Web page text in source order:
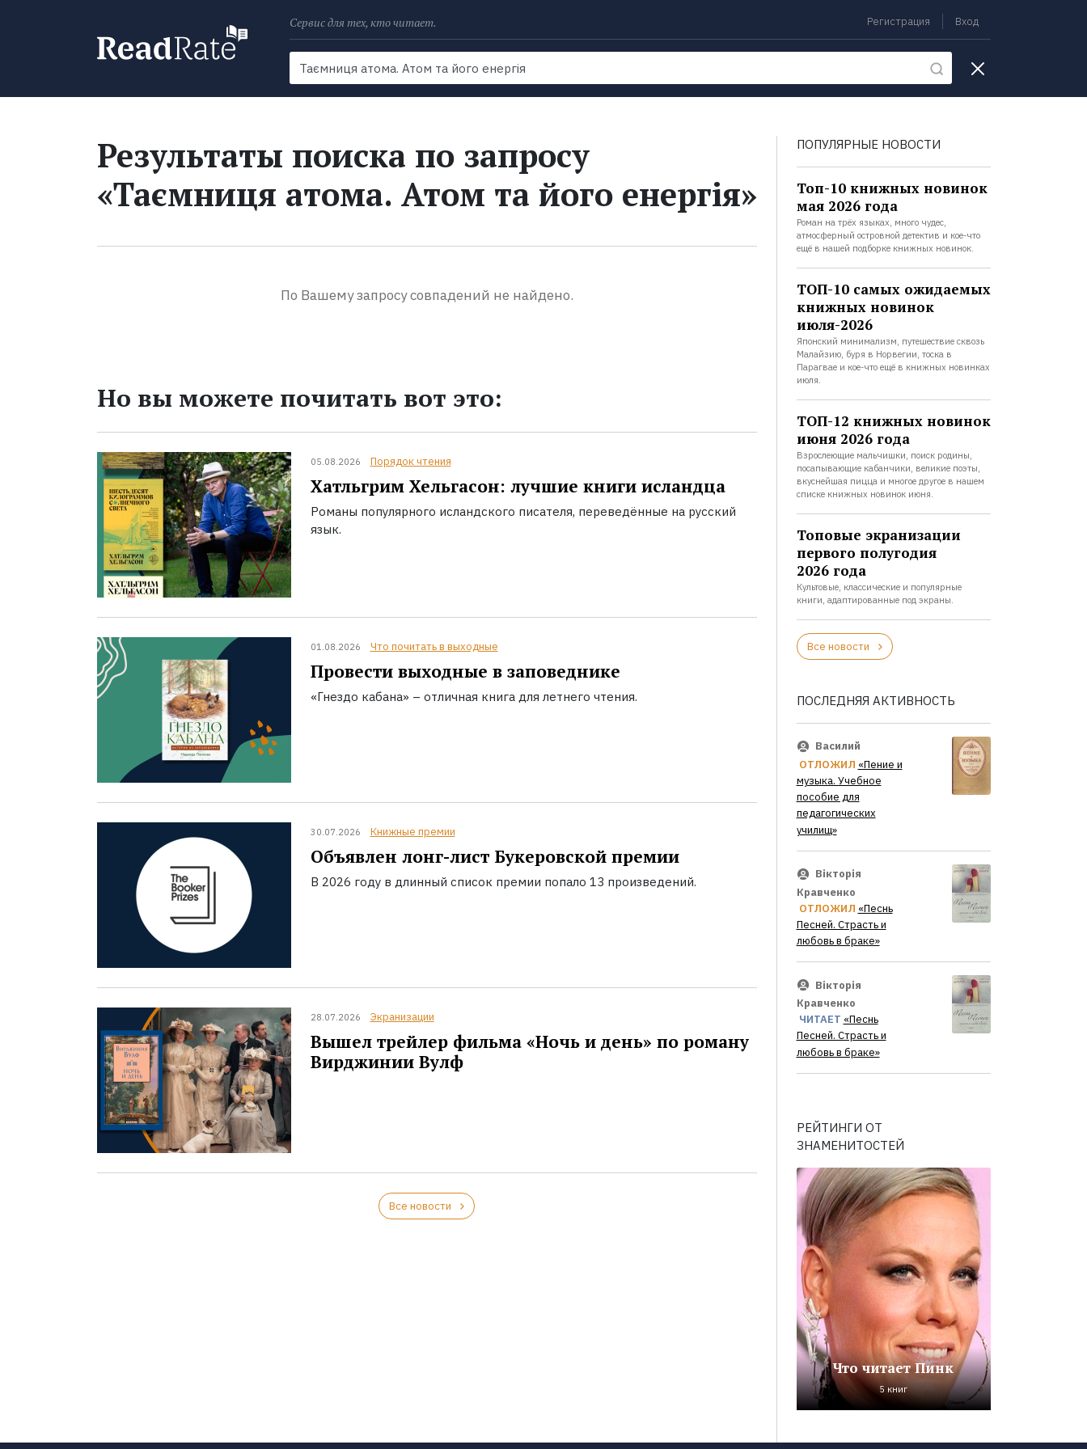
Сервис для тех, кто читает. Регистрация Вход
Поиск
Новости Рейтинги Книги
Результаты поиска по запросу
«Таємниця атома. Атом та його енергія»
По Вашему запросу совпадений не найдено.
Но вы можете почитать вот это:
05.08.2026 Порядок чтения
Хатльгрим Хельгасон: лучшие книги исландца
Романы популярного исландского писателя, переведённые на русский
язык.
01.08.2026 Что почитать в выходные
Провести выходные в заповеднике
«Гнездо кабана» – отличная книга для летнего чтения.
30.07.2026 Книжные премии
Объявлен лонг-лист Букеровской премии
В 2026 году в длинный список премии попало 13 произведений.
28.07.2026 Экранизации
Вышел трейлер фильма «Ночь и день» по роману
Вирджинии Вулф
Все новости
ПОПУЛЯРНЫЕ НОВОСТИ
Топ-10 книжных новинок
мая 2026 года
Роман на трёх языках, много чудес,
атмосферный островной детектив и кое-что
ещё в нашей подборке книжных новинок.
ТОП-10 самых ожидаемых
книжных новинок
июля-2026
Японский минимализм, путешествие сквозь
Малайзию, буря в Норвегии, тоска в
Парагвае и кое-что ещё в книжных новинках
июля.
ТОП-12 книжных новинок
июня 2026 года
Взрослеющие мальчишки, поиск родины,
посапывающие кабанчики, великие поэты,
вкуснейшая пицца и многое другое в нашем
списке книжных новинок июня.
Топовые экранизации
первого полугодия
2026 года
Культовые, классические и популярные
книги, адаптированные под экраны.
Все новости
ПОСЛЕДНЯЯ АКТИВНОСТЬ
Василий
ОТЛОЖИЛ «Пение и
музыка. Учебное
пособие для
педагогических
училищ»
Вікторія
Кравченко
ОТЛОЖИЛ «Песнь
Песней. Страсть и
любовь в браке»
Вікторія
Кравченко
ЧИТАЕТ «Песнь
Песней. Страсть и
любовь в браке»
РЕЙТИНГИ ОТ
ЗНАМЕНИТОСТЕЙ
Что читает Пинк
5 книг